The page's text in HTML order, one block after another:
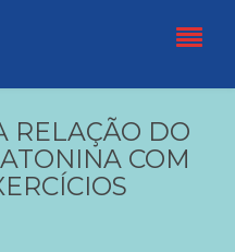
RELAÇÃO DO
COM